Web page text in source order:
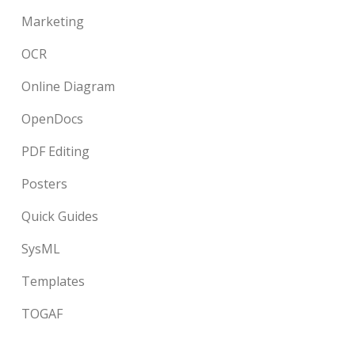
Marketing
OCR
Online Diagram
OpenDocs
PDF Editing
Posters
Quick Guides
SysML
Templates
TOGAF